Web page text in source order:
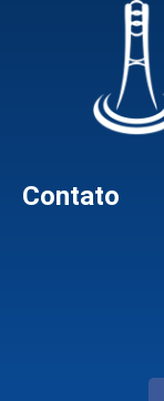
Contato